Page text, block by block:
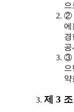
②
에
경
공
③
약
제 3